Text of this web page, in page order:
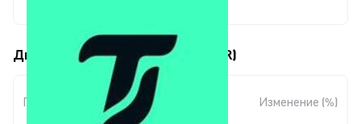
Движения цены Texor.cloud (TXR)
Период
Изменение
суммы
Изменение (%)